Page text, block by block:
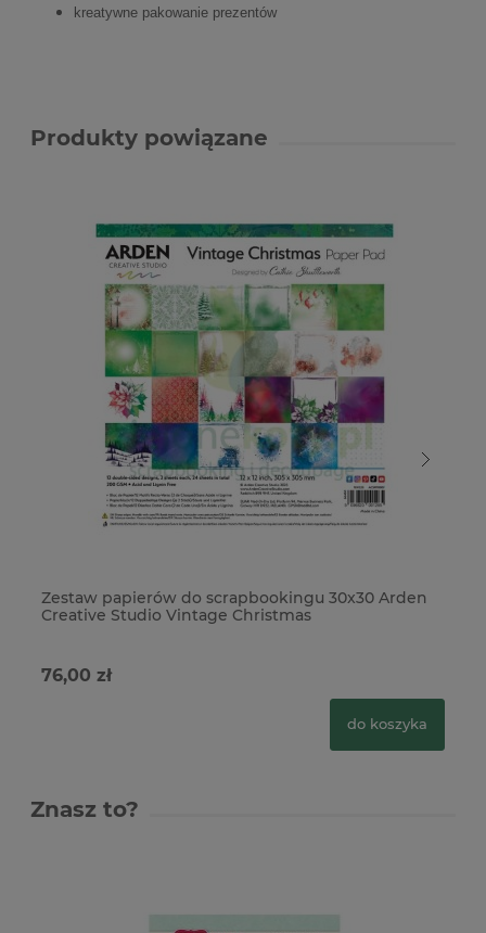
kreatywne pakowanie prezentów
Produkty powiązane
Zestaw papierów do scrapbookingu 30x30 Arden
Creative Studio Vintage Christmas
76,00 zł
do koszyka
Znasz to?